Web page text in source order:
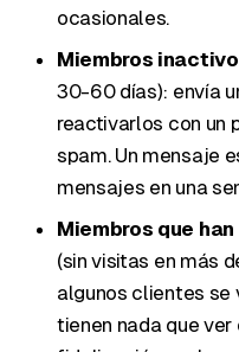
ocasionales.
Miembros
30-60 días): envía
reactivarlos con un
spam. Un mensaje
mensajes en una
Miembros que
(sin visitas en más
algunos clientes se
tienen nada que